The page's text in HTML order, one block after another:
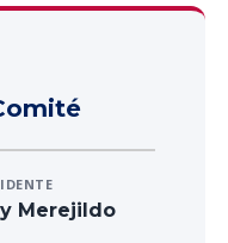
Merejildo